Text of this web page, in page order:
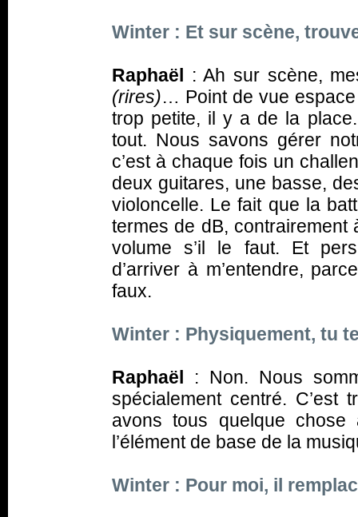
Winter : Et sur scène,
Raphaël : Ah sur scène,
(rires)… Point de vue
trop petite, il y a de la
tout. Nous savons gérer
c’est à chaque fois un
deux guitares, une basse,
violoncelle. Le fait que la
termes de dB, contrairement
volume s’il le faut. Et
d’arriver à m’entendre,
faux.
Winter : Physiquement, tu
Raphaël : Non. Nous
spécialement centré.
avons tous quelque chose
l’élément de base de la
Winter : Pour moi, il